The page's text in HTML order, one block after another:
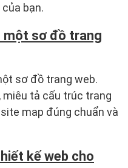
bạn.
một sơ đồ trang
sơ đồ trang web.
tả cấu trúc trang
map đúng chuẩn và
kế web cho